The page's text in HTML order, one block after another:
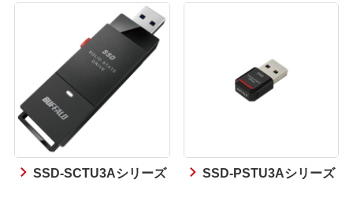
SSD-SCTU3Aシリーズ SSD-PSTU3Aシリーズ